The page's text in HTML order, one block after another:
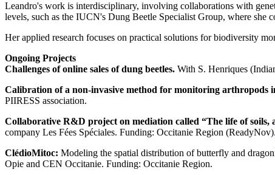
Leandro's work is interdisciplinary, involving collaborations with
levels, such as the IUCN's Dung Beetle Specialist Group, where she
Her applied research focuses on practical solutions for biodiversity
Ongoing Projects
Challenges of online sales of dung beetles. With S. Henriques
Calibration of a non-invasive method for monitoring arthropods
PIIRESS association.
Collaborative R&D project on mediation called “The life of
company Les Fées Spéciales. Funding: Occitanie Region (ReadyNov).
ClédioMitoc: Modeling the spatial distribution of butterfly and
Opie and CEN Occitanie. Funding: Occitanie Region.